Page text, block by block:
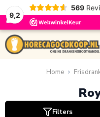
9,2
569
Ga naar de inhoud
Home
Filters